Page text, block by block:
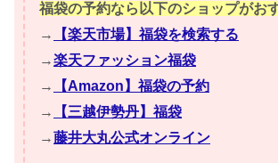
福袋の予約なら以下のショップがお
→
【楽天市場】福袋を検索する
→楽天ファッション福袋
→
【Amazon】福袋の予約
→
【三越伊勢丹】福袋
→ 藤井大丸公式オンライン